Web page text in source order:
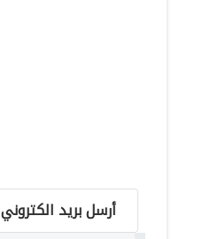
أرسل بريد الكتروني